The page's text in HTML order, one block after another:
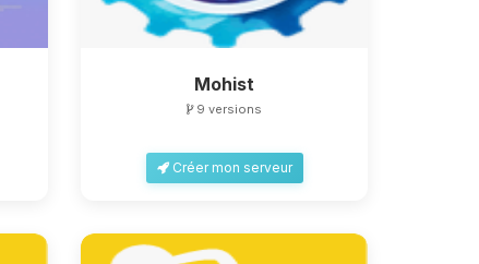
Mohist
9 versions
Créer mon serveur